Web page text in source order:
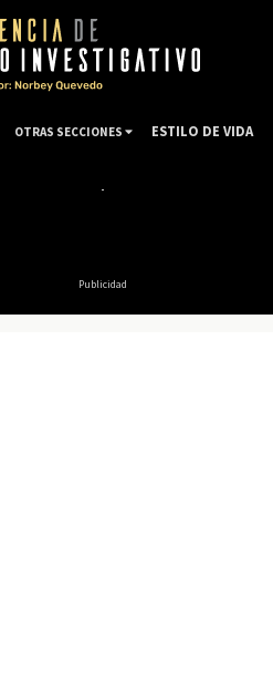
Publicidad
OTRAS SECCIONES ESTILO DE VIDA